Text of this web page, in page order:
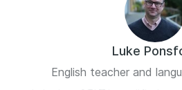
Luke
English teacher and